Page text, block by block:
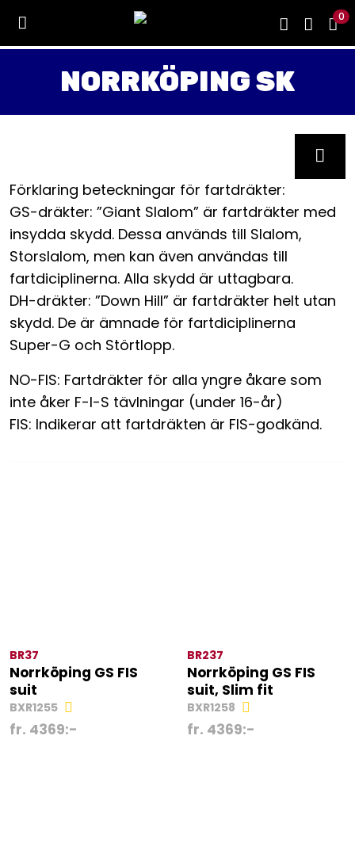
0
NORRKÖPING SK
Förklaring beteckningar för fartdräkter:
GS-dräkter: ”Giant Slalom” är fartdräkter med
insydda skydd. Dessa används till Slalom,
Storslalom, men kan även användas till
fartdiciplinerna. Alla skydd är uttagbara.
DH-dräkter: ”Down Hill” är fartdräkter helt utan
skydd. De är ämnade för fartdiciplinerna
Super-G och Störtlopp.
NO-FIS: Fartdräkter för alla yngre åkare som
inte åker F-I-S tävlningar (under 16-år)
FIS: Indikerar att fartdräkten är FIS-godkänd.
BR37
Norrköping GS FIS
suit
BXR1255
fr. 4369:-
BR237
Norrköping GS FIS
suit, Slim fit
BXR1258
fr. 4369:-